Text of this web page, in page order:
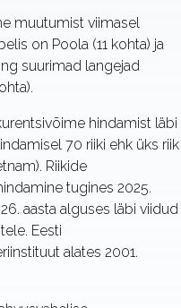
muutumist viimasel
on Poola (11 kohta) ja
suurimad langejad
hindamist läbi
70 riiki ehk üks riik
Riikide
tugines 2025.
aasta alguses läbi viidud
Eesti
alates 2001.